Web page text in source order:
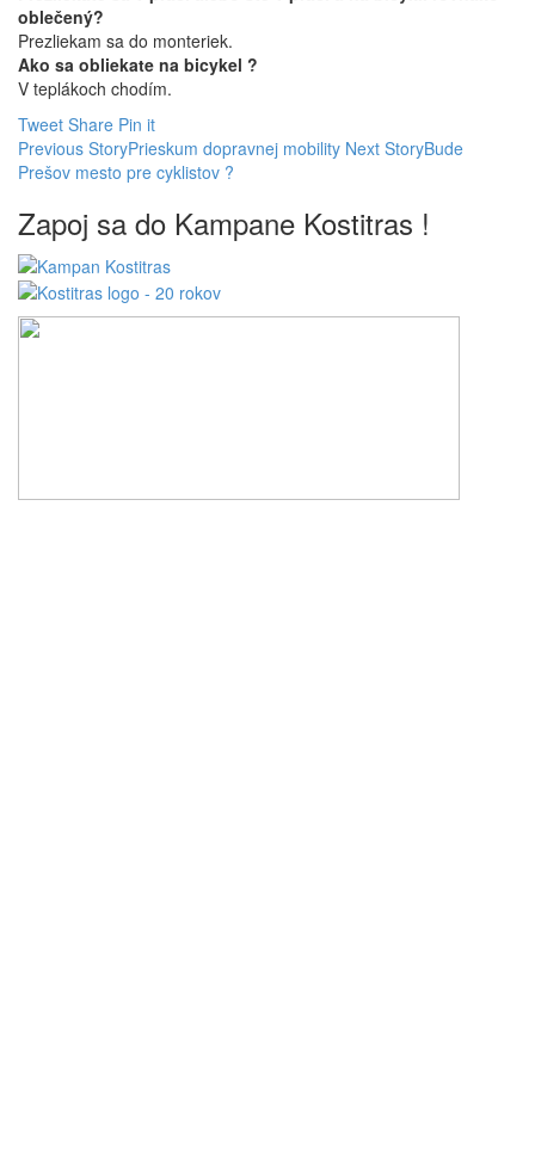
oblečený?
Prezliekam sa do monteriek.
Ako sa obliekate na bicykel ?
V teplákoch chodím.
Tweet Share Pin it
Previous StoryPrieskum dopravnej mobility Next StoryBude
Prešov mesto pre cyklistov ?
Zapoj sa do Kampane Kostitras !